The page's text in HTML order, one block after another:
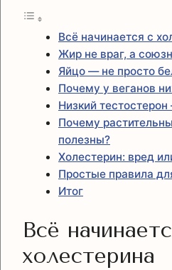
Всё начинается с
Жир не враг, а
Яйцо — не просто
Почему у веганов
Низкий
Почему
полезны?
Холестерин: вред
Простые правила
Итог
Всё
холестерина